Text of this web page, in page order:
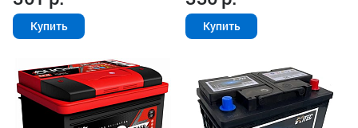
Купить Купить